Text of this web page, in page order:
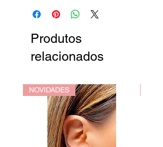
Produtos
relacionados
NOVIDADES